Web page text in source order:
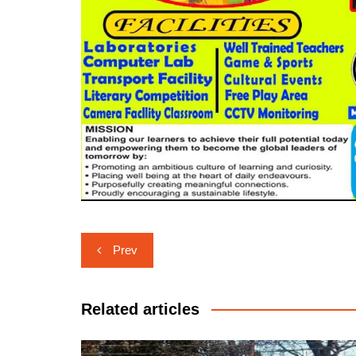
Post
navigation
Prev
Related articles